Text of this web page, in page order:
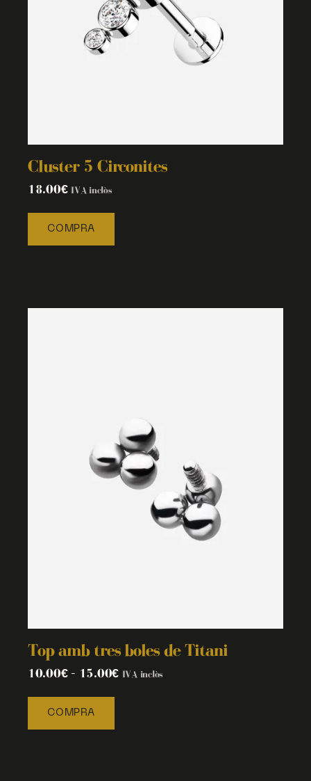
Cluster 5 Circonites
18.00€ IVA inclòs
COMPRA
Top amb tres boles de Titani
10.00€– 15.00€ IVA inclòs
COMPRA